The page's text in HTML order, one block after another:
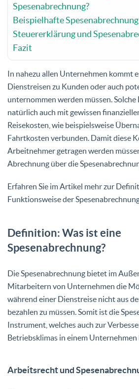
Spesenabrechnung?
Beispielhafte Spesenabrechnung
Steuererklärung und
Fazit
In nahezu allen Unternehmen kommt
Dienstreisen zu Kunden oder auch
unternommen werden müssen.
natürlich auch mit gewissen
Reisekosten, wie beispielsweise
Fahrtkosten verbunden. Damit diese
Arbeitnehmer getragen werden
Abrechnung über die
Erfahren Sie im Artikel mehr zur
Funktionsweise der
Definition: Was ist eine
Spesenabrechnung?
Die Spesenabrechnung bietet im
Mitarbeitern von Unternehmen die
während einer Dienstreise nicht aus
bezahlen zu müssen. Somit ist die
Instrument, welches auch zur
Betriebsklimas in einem Unternehmen
Arbeitsrecht und